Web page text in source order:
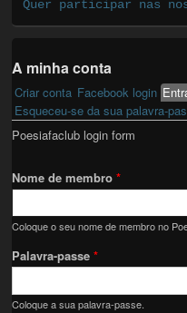
Quer participar nas
A minha conta
Primary tabs
Criar conta Facebook login
Esqueceu-se da sua palavra-
Poesiafaclub login form
Nome de membro*
Coloque o seu nome de membro no
Palavra-passe*
Coloque a sua palavra-passe.